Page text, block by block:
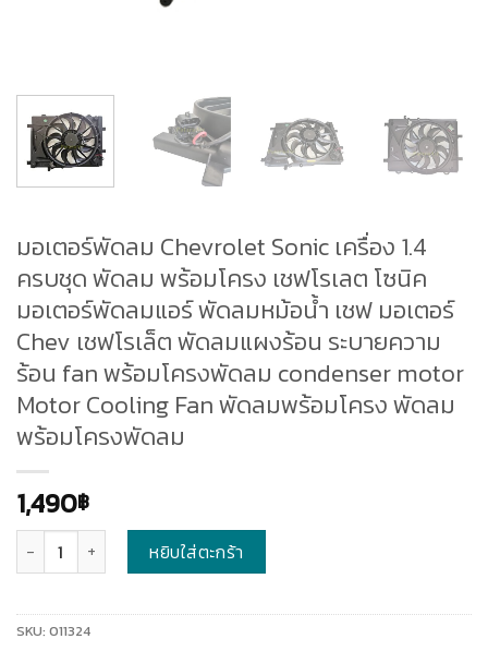
มอเตอร์พัดลม Chevrolet Sonic เครื่อง 1.4
ครบชุด พัดลม พร้อมโครง เชฟโรเลต โซนิค
มอเตอร์พัดลมแอร์ พัดลมหม้อน้ำ เชฟ มอเตอร์
Chev เชฟโรเล็ต พัดลมแผงร้อน ระบายความ
ร้อน fan พร้อมโครงพัดลม condenser motor
Motor Cooling Fan พัดลมพร้อมโครง พัดลม
พร้อมโครงพัดลม
1,490฿
หยิบใส่ตะกร้า
SKU: 011324